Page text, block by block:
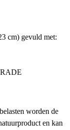
cm) gevuld met:
worden de
en kan